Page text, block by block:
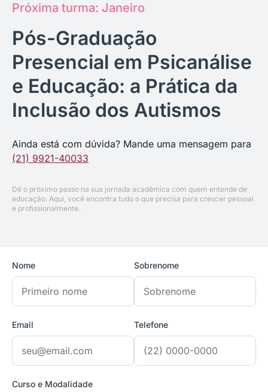
Próxima turma: Janeiro
Pós-Graduação
Presencial em Psicanálise
e Educação: a Prática da
Inclusão dos Autismos
Ainda está com dúvida? Mande uma mensagem para
(21) 9921-40033
Dê o próximo passo na sua jornada acadêmica com quem entende de
educação. Aqui, você encontra tudo o que precisa para crescer pessoal
e profissionalmente.
Nome Sobrenome
Email Telefone
Curso e Modalidade